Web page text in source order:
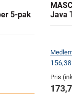
5-pak
Java
Pris